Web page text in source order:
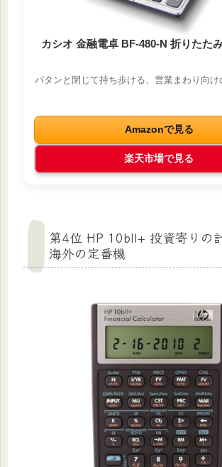
カシオ 金融電卓 BF-480-N 折りたた
パタンと閉じて持ち歩ける、営業まわり向け
Amazonで見る
楽天市場で見る
第4位 HP 10bII+ 投資寄りの
海外の定番機